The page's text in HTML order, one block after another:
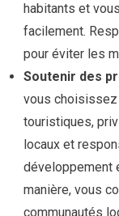
habitants et
facilement.
pour éviter les
Soutenir des
vous
touristiques,
locaux et
développement
manière, vous
communautés